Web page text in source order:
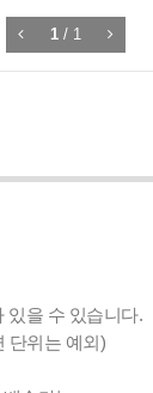
1 / 1
있을 수 있습니다.
단위는 예외)